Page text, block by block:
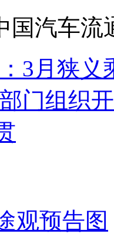
国汽车流
3月狭义
门组织
观预告图